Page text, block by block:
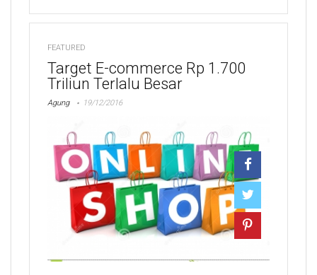
FEATURED
Target E-commerce Rp 1.700
Triliun Terlalu Besar
Agung 19/12/2016